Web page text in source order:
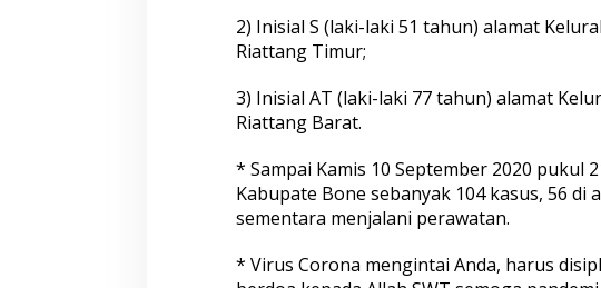
2) Inisial S (laki-laki 51 tahun) alamat
Riattang Timur;
3) Inisial AT (laki-laki 77 tahun) alamat
Riattang Barat.
* Sampai Kamis 10 September 2020 pukul
Kabupate Bone sebanyak 104 kasus, 56 di
sementara menjalani perawatan.
* Virus Corona mengintai Anda, harus